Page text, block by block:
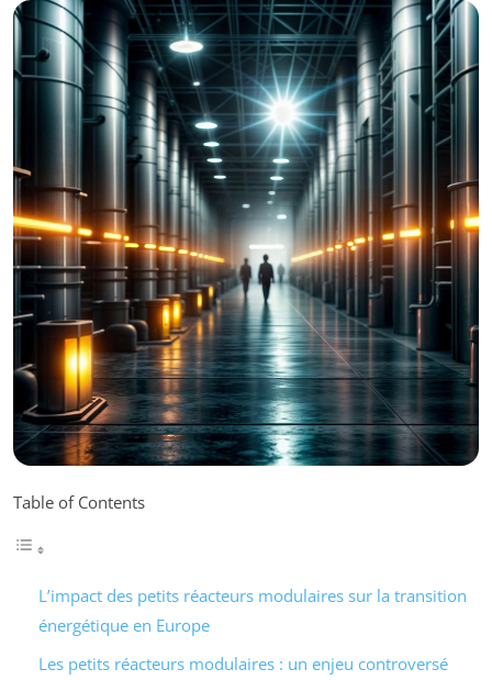
Table of Contents
L’impact des petits réacteurs modulaires sur la transition
énergétique en Europe
Les petits réacteurs modulaires : un enjeu controversé